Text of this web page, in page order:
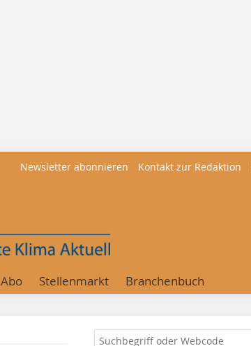
Newsletter abonnieren Kontakt zur Redaktion
Abo Stellenmarkt Branchenbuch